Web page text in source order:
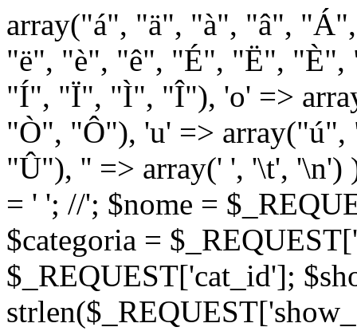
array("á", "ä", "à", "â",
"ë", "è", "ê", "É", "Ë",
"Í", "Ï", "Ì", "Î"), 'o' =>
"Ò", "Ô"), 'u' =>
"Û"), '' => array(' ', '\t',
= ' '; //'; $nome =
$categoria =
$_REQUEST['cat_id'];